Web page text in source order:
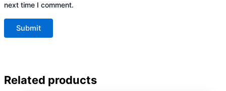
next time I comment.
Related products